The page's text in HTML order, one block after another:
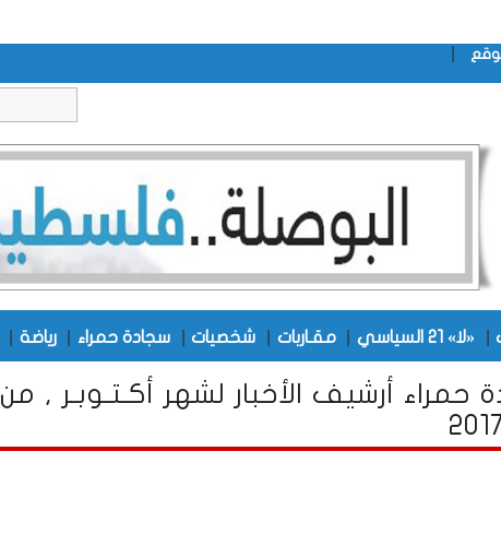
«لا» 21 السياسي مقـاربات شخصيات سجادة حمراء رياضة
حمراء أرشيف الأخبار لشهر أكـتـوبـر , من